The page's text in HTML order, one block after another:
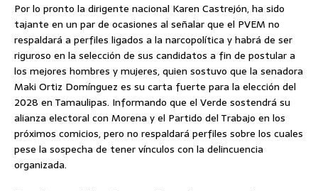
Por lo pronto la dirigente nacional Karen Castrejón, ha sido
tajante en un par de ocasiones al señalar que el PVEM no
respaldará a perfiles ligados a la narcopolítica y habrá de ser
riguroso en la selección de sus candidatos a fin de postular a
los mejores hombres y mujeres, quien sostuvo que la senadora
Maki Ortiz Domínguez es su carta fuerte para la elección del
2028 en Tamaulipas. Informando que el Verde sostendrá su
alianza electoral con Morena y el Partido del Trabajo en los
próximos comicios, pero no respaldará perfiles sobre los cuales
pese la sospecha de tener vínculos con la delincuencia
organizada.